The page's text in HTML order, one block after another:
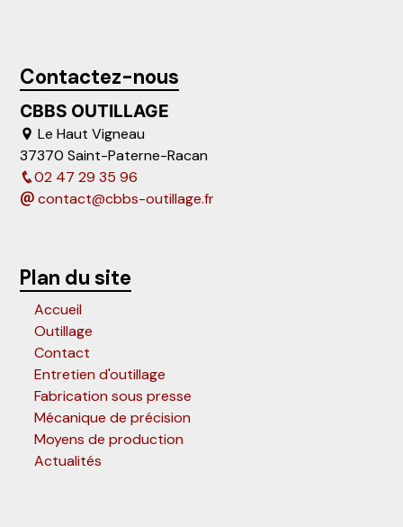
Contactez-nous
CBBS OUTILLAGE
Le Haut Vigneau
37370 Saint-Paterne-Racan
02 47 29 35 96
contact@cbbs-outillage.fr
Plan du site
Accueil
Outillage
Contact
Entretien d'outillage
Fabrication sous presse
Mécanique de précision
Moyens de production
Actualités